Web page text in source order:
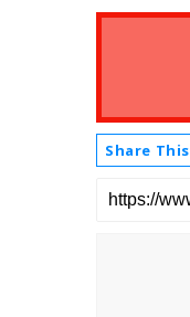
Share This